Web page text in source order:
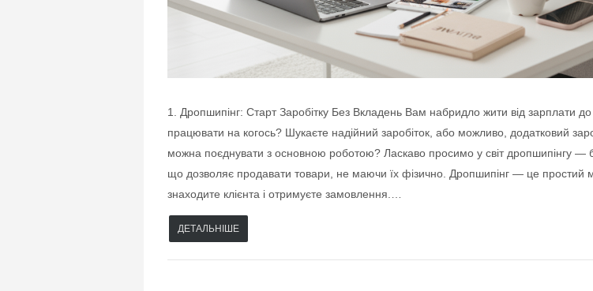
1. Дропшипінг: Старт Заробітку Без Вкладень Вам набридло жити від зарплати
працювати на когось? Шукаєте надійний заробіток, або можливо, додатковий
можна поєднувати з основною роботою? Ласкаво просимо у світ дропшипінгу —
що дозволяє продавати товари, не маючи їх фізично. Дропшипінг — це простий
знаходите клієнта і отримуєте замовлення.…
ДЕТАЛЬНІШЕ